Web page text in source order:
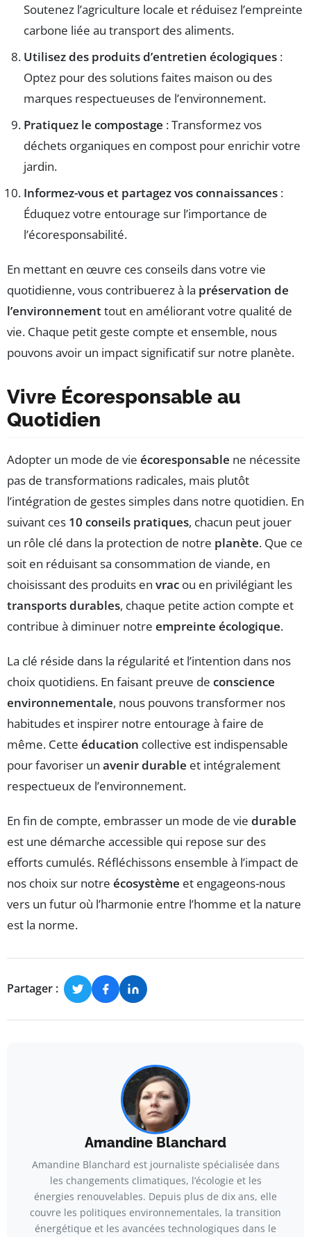
Soutenez l’agriculture locale et réduisez l’empreinte
carbone liée au transport des aliments.
Utilisez des produits d’entretien écologiques :
Optez pour des solutions faites maison ou des
marques respectueuses de l’environnement.
Pratiquez le compostage : Transformez vos
déchets organiques en compost pour enrichir votre
jardin.
Informez-vous et partagez vos connaissances :
Éduquez votre entourage sur l’importance de
l’écoresponsabilité.
En mettant en œuvre ces conseils dans votre vie
quotidienne, vous contribuerez à la préservation de
l’environnementtout en améliorant votre qualité de
vie. Chaque petit geste compte et ensemble, nous
pouvons avoir un impact significatif sur notre planète.
Vivre Écoresponsable au
Quotidien
Adopter un mode de vie écoresponsable ne nécessite
pas de transformations radicales, mais plutôt
l’intégration de gestes simples dans notre quotidien. En
suivant ces 10 conseils pratiques, chacun peut jouer
un rôle clé dans la protection de notre planète. Que ce
soit en réduisant sa consommation de viande, en
choisissant des produits en vrac ou en privilégiant les
transports durables, chaque petite action compte et
contribue à diminuer notre empreinte écologique.
La clé réside dans la régularité et l’intention dans nos
choix quotidiens. En faisant preuve de conscience
environnementale, nous pouvons transformer nos
habitudes et inspirer notre entourage à faire de
même. Cette éducation collective est indispensable
pour favoriser un avenir durable et intégralement
respectueux de l’environnement.
En fin de compte, embrasser un mode de vie durable
est une démarche accessible qui repose sur des
efforts cumulés. Réfléchissons ensemble à l’impact de
nos choix sur notre écosystème et engageons-nous
vers un futur où l’harmonie entre l’homme et la nature
est la norme.
Partager :
Amandine Blanchard
Amandine Blanchard est journaliste spécialisée dans
les changements climatiques, l’écologie et les
énergies renouvelables. Depuis plus de dix ans, elle
couvre les politiques environnementales, la transition
énergétique et les avancées technologiques dans le